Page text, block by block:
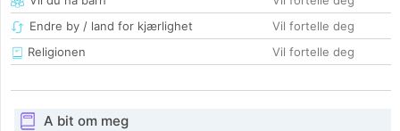
Endre by / land for kjærlighet
Vil fortelle deg
Religionen
Vil fortelle deg
A bit om meg